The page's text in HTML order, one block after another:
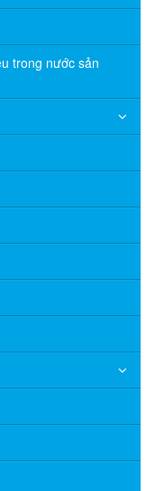
trong nước sản